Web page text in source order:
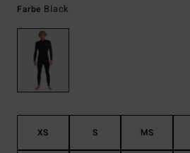
Farbe Black
XS S MS